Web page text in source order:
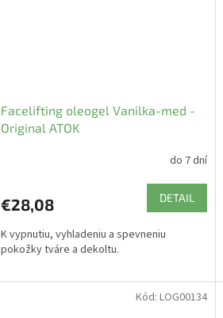
Facelifting oleogel Vanilka-med -
Original ATOK
do 7 dní
€28,08 DETAIL
K vypnutiu, vyhladeniu a spevneniu
pokožky tváre a dekoltu.
Kód: LOG00134